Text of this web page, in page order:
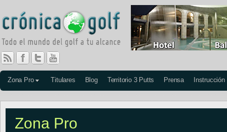
Zona Pro Titulares Blog Territorio 3 Putts Prensa Instrucción
Zona Pro